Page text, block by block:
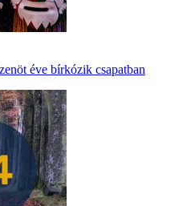
éve bírkózik csapatban